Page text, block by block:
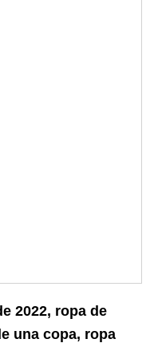
2022, ropa de
una copa, ropa